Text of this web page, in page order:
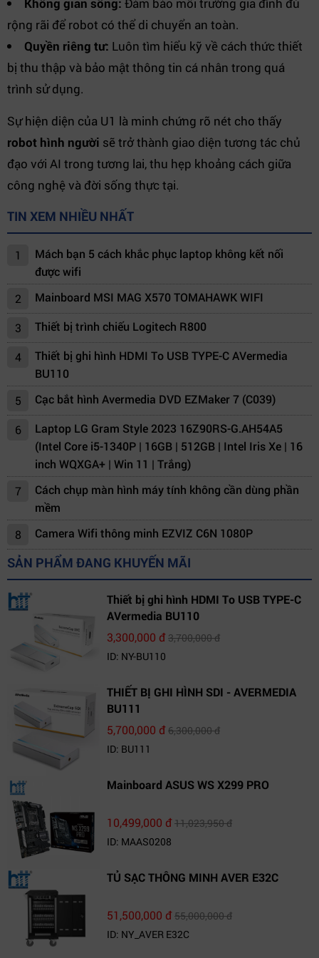
rộng rãi để robot có thể di chuyển an toàn.
Quyền riêng tư: Luôn tìm hiểu kỹ về cách thức thiết
bị thu thập và bảo mật thông tin cá nhân trong quá
trình sử dụng.
Sự hiện diện của U1 là minh chứng rõ nét cho thấy
robot hình người sẽ trở thành giao diện tương tác chủ
đạo với AI trong tương lai, thu hẹp khoảng cách giữa
công nghệ và đời sống thực tại.
TIN XEM NHIỀU NHẤT
1
Mách bạn 5 cách khắc phục laptop không kết nối
được wifi
2
Mainboard MSI MAG X570 TOMAHAWK WIFI
3 Thiết bị trình chiếu Logitech R800
4
Thiết bị ghi hình HDMI To USB TYPE-C AVermedia
BU110
5
Cạc bắt hình Avermedia DVD EZMaker 7 (C039)
6
Laptop LG Gram Style 2023 16Z90RS-G.AH54A5
(Intel Core i5-1340P | 16GB | 512GB | Intel Iris Xe | 16
inch WQXGA+ | Win 11 | Trắng)
7
Cách chụp màn hình máy tính không cần dùng phần
mềm
8
Camera Wifi thông minh EZVIZ C6N 1080P
SẢN PHẨM ĐANG KHUYẾN MÃI
Thiết bị ghi hình HDMI To USB TYPE-C
AVermedia BU110
3,300,000 đ3,700,000 đ
ID: NY-BU110
THIẾT BỊ GHI HÌNH SDI - AVERMEDIA
BU111
5,700,000 đ6,300,000 đ
ID: BU111
Mainboard ASUS WS X299 PRO
10,499,000 đ11,023,950 đ
ID: MAAS0208
TỦ SẠC THÔNG MINH AVER E32C
51,500,000 đ55,000,000 đ
ID: NY_AVER E32C